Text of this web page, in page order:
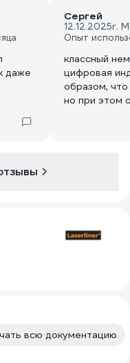
даже
Сергей
12.12.2025г.
Опыт
классный
цифровая
образом, что
но при этом
всю документацию